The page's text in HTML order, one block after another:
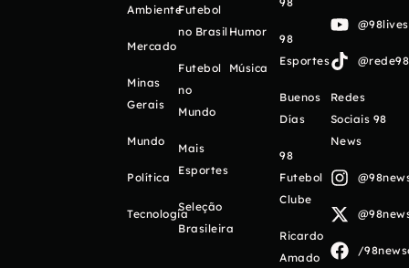
Ambiente
Mercado
Minas
Gerais
Mundo
Política
Tecnologia
Futebol
no Brasil
Futebol
no
Mundo
Mais
Esportes
Seleção
Brasileira
Humor
Música
98
Esportes
Buenos
Días
98
Futebol
Clube
Ricardo
Amado
Redes
Sociais 98
News
/